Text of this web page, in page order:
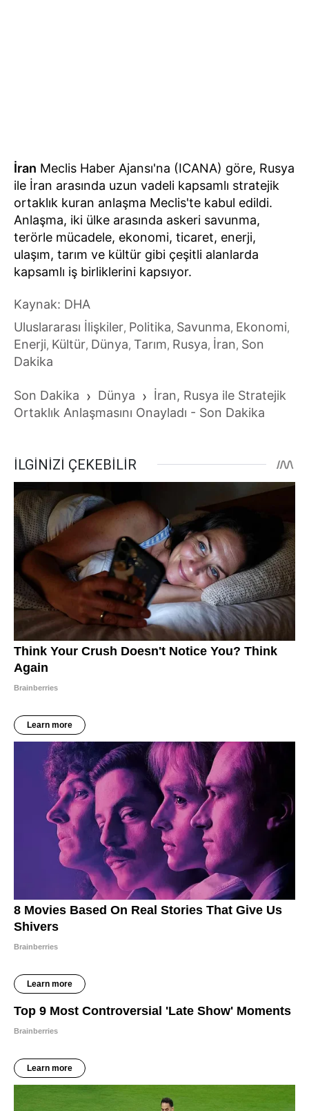
İran Meclis Haber Ajansı'na (ICANA) göre, Rusya
ile İran arasında uzun vadeli kapsamlı stratejik
ortaklık kuran anlaşma Meclis'te kabul edildi.
Anlaşma, iki ülke arasında askeri savunma,
terörle mücadele, ekonomi, ticaret, enerji,
ulaşım, tarım ve kültür gibi çeşitli alanlarda
kapsamlı iş birliklerini kapsıyor.
Kaynak: DHA
Uluslararası İlişkiler, Politika, Savunma, Ekonomi,
Enerji, Kültür, Dünya, Tarım, Rusya, İran, Son
Dakika
Son Dakika › Dünya › İran, Rusya ile Stratejik
Ortaklık Anlaşmasını Onayladı - Son Dakika